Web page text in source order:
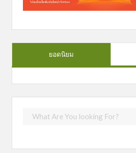
ยอดนิยม